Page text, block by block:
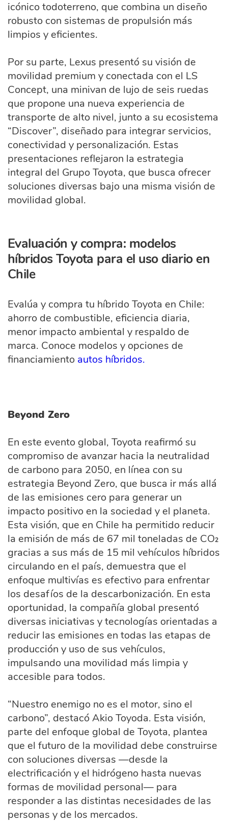
icónico todoterreno, que combina un diseño
robusto con sistemas de propulsión más
limpios y eficientes.
Por su parte, Lexus presentó su visión de
movilidad premium y conectada con el LS
Concept, una minivan de lujo de seis ruedas
que propone una nueva experiencia de
transporte de alto nivel, junto a su ecosistema
“Discover”, diseñado para integrar servicios,
conectividad y personalización. Estas
presentaciones reflejaron la estrategia
integral del Grupo Toyota, que busca ofrecer
soluciones diversas bajo una misma visión de
movilidad global.
Evaluación y compra: modelos
híbridos Toyota para el uso diario en
Chile
Evalúa y compra tu híbrido Toyota en Chile:
ahorro de combustible, eficiencia diaria,
menor impacto ambiental y respaldo de
marca. Conoce modelos y opciones de
financiamiento autos híbridos.
Beyond Zero
En este evento global, Toyota reafirmó su
compromiso de avanzar hacia la neutralidad
de carbono para 2050, en línea con su
estrategia Beyond Zero, que busca ir más allá
de las emisiones cero para generar un
impacto positivo en la sociedad y el planeta.
Esta visión, que en Chile ha permitido reducir
la emisión de más de 67 mil toneladas de CO₂
gracias a sus más de 15 mil vehículos híbridos
circulando en el país, demuestra que el
enfoque multivías es efectivo para enfrentar
los desafíos de la descarbonización. En esta
oportunidad, la compañía global presentó
diversas iniciativas y tecnologías orientadas a
reducir las emisiones en todas las etapas de
producción y uso de sus vehículos,
impulsando una movilidad más limpia y
accesible para todos.
“Nuestro enemigo no es el motor, sino el
carbono”, destacó Akio Toyoda. Esta visión,
parte del enfoque global de Toyota, plantea
que el futuro de la movilidad debe construirse
con soluciones diversas —desde la
electrificación y el hidrógeno hasta nuevas
formas de movilidad personal— para
responder a las distintas necesidades de las
personas y de los mercados.